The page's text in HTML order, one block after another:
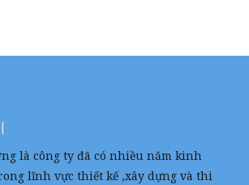
là công ty đã có nhiều năm kinh
lĩnh vực thiết kế ,xây dựng và thi